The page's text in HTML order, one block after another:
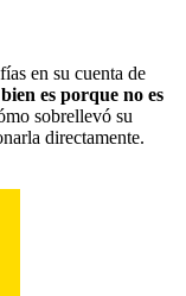
en su cuenta de
es porque no es
sobrellevó su
directamente.